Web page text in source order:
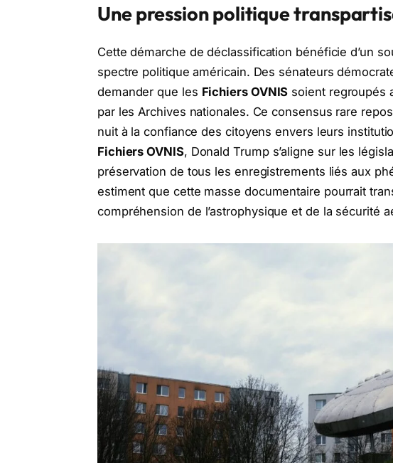
Une pression politique
Cette démarche de déclassification bénéficie d’un
spectre politique américain. Des sénateurs
demander que les Fichiers OVNIS soient regroupés
par les Archives nationales. Ce consensus rare
nuit à la confiance des citoyens envers leurs
Fichiers OVNIS, Donald Trump s’aligne sur les
préservation de tous les enregistrements liés aux
estiment que cette masse documentaire pourrait
compréhension de l’astrophysique et de la sécurité